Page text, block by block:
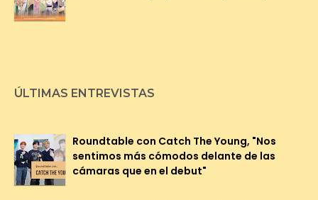
ÚLTIMAS ENTREVISTAS
Roundtable con Catch The Young, "Nos
sentimos más cómodos delante de las
cámaras que en el debut"